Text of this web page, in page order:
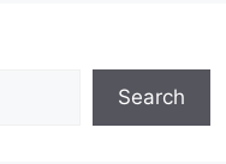
Search